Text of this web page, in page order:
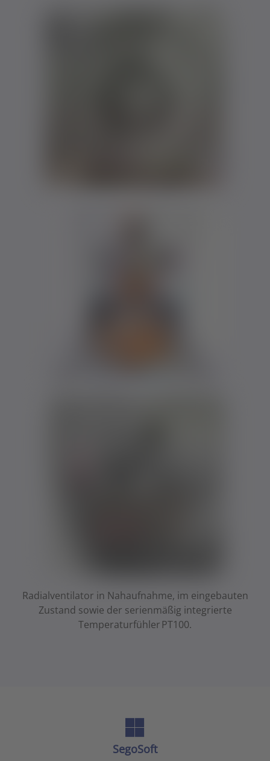
Radialventilator in Nahaufnahme, im eingebauten
Zustand sowie der serienmäßig integrierte
Temperaturfühler PT100.
SegoSoft